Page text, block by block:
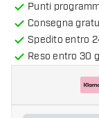
Punti
Consegna
Spedito entro
Reso entro 30